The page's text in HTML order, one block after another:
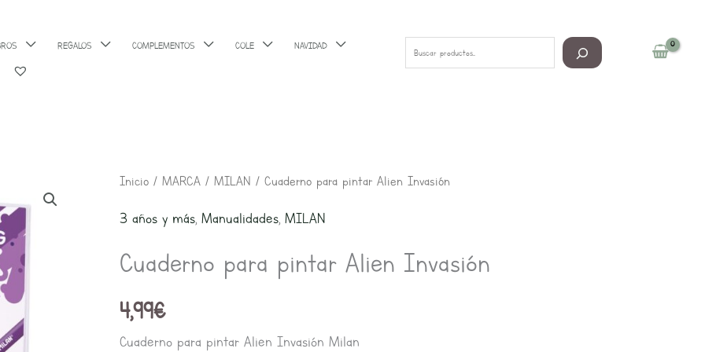
REGALOS COMPLEMENTOS COLE NAVIDAD
Inicio / MARCA / MILAN / Cuaderno para pintar Alien Invasión
3 años y más, Manualidades, MILAN
Cuaderno para pintar Alien Invasión
4,99€
Cuaderno para pintar Alien Invasión Milan
Cuaderno
Alien
cantidad